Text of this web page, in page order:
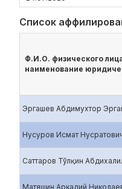
Список
Ф.И.О. физического
наименование
Эргашев Абдимухтор
Нусуров Исмат
Саттаров Тўлқин
Матяшин Аркадий